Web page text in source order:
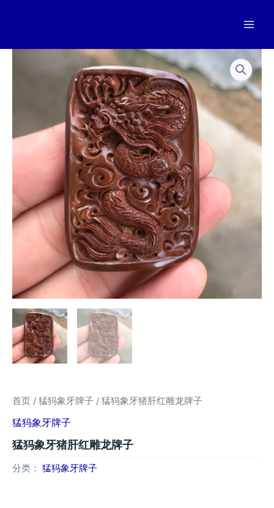
首页 / 猛犸象牙牌子 / 猛犸象牙猪肝红雕龙牌子
猛犸象牙牌子
猛犸象牙猪肝红雕龙牌子
分类： 猛犸象牙牌子